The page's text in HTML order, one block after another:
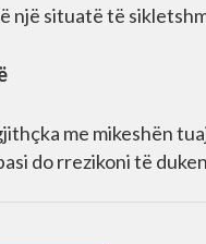
një situatë të
me mikeshën
do rrezikoni të